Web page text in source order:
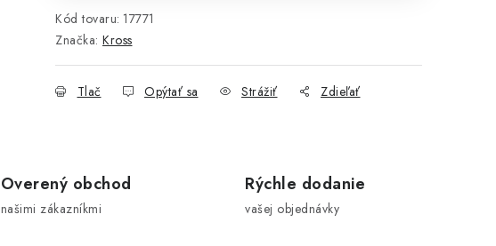
Kód tovaru: 17771
Značka: Kross
Tlač Opýtať sa Strážiť Zdieľať
Overený obchod
našimi zákazníkmi
Rýchle dodanie
vašej objednávky